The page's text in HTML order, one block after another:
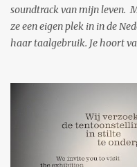
soundtrack van mijn leven.
ze een eigen plek in in de
haar taalgebruik. Je hoort
veel. In vaak heimweevolle
jeugd, geloof en de dood.
ergeten is naar wat zij